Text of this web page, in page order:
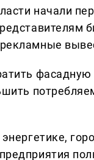
начали
фасадную